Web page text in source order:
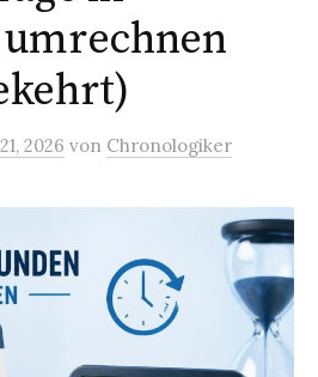
2026 von Chronologiker